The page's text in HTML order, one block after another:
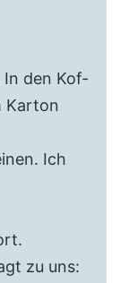
In den Kof-
Karton
Ich
zu uns: